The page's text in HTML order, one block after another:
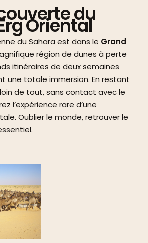
du
Oriental
du Sahara est dans le Grand
région de dunes à perte
itinéraires de deux semaines
une totale immersion. En restant
de tout, sans contact avec le
l’expérience rare d’une
Oublier le monde, retrouver le